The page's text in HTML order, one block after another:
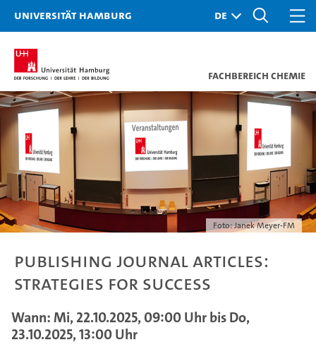
Universität Hamburg
Fachbereich Chemie
Foto: Janek Meyer-FM
Publishing Journal Articles:
Strategies for Success
Wann: Mi, 22.10.2025, 09:00 Uhr bis Do,
23.10.2025, 13:00 Uhr